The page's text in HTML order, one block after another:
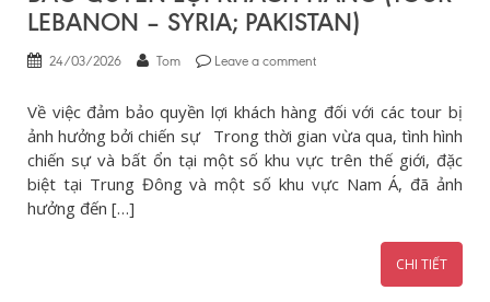
LEBANON – SYRIA; PAKISTAN)
24/03/2026 Tom Leave a comment
Về việc đảm bảo quyền lợi khách hàng đối với các tour bị
ảnh hưởng bởi chiến sự Trong thời gian vừa qua, tình hình
chiến sự và bất ổn tại một số khu vực trên thế giới, đặc
biệt tại Trung Đông và một số khu vực Nam Á, đã ảnh
hưởng đến […]
CHI TIẾT